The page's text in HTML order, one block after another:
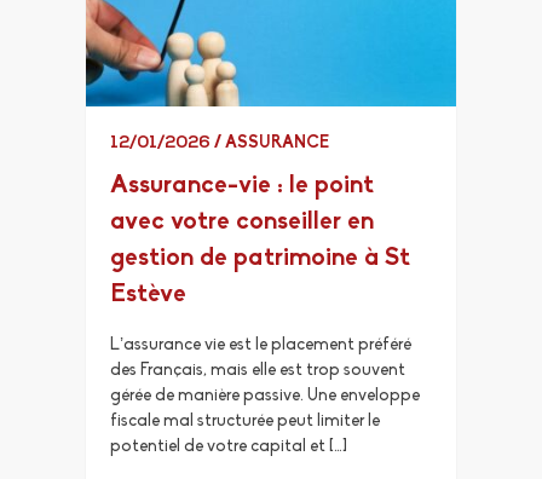
12/01/2026 / ASSURANCE
Assurance-vie : le point
avec votre conseiller en
gestion de patrimoine à St
Estève
L’assurance vie est le placement préféré
des Français, mais elle est trop souvent
gérée de manière passive. Une enveloppe
fiscale mal structurée peut limiter le
potentiel de votre capital et […]